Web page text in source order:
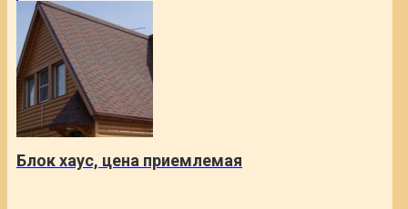
Блок хаус, цена приемлемая